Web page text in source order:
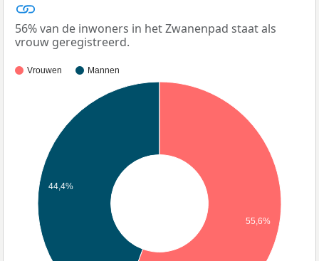
56% van de inwoners in het Zwanenpad staat als
vrouw geregistreerd.
Vrouwen Mannen
44,4%
55,6%